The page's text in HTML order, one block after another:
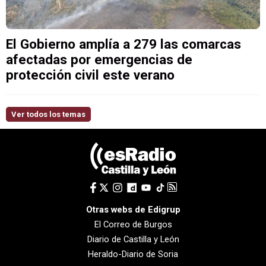
El Gobierno amplía a 279 las comarcas
afectadas por emergencias de
protección civil este verano
Ver todos los temas
Otras webs de Edigrup
El Correo de Burgos
Diario de Castilla y León
Heraldo-Diario de Soria